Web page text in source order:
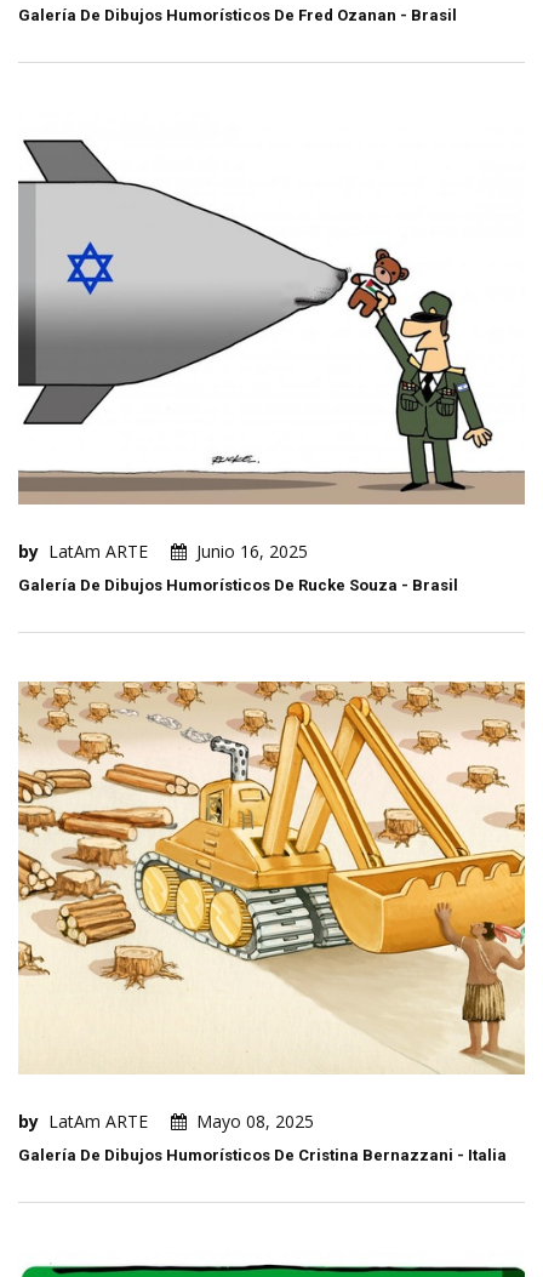
Galería De Dibujos Humorísticos De Fred Ozanan - Brasil
by LatAm ARTE Junio 16, 2025
Galería De Dibujos Humorísticos De Rucke Souza - Brasil
by LatAm ARTE Mayo 08, 2025
Galería De Dibujos Humorísticos De Cristina Bernazzani - Italia